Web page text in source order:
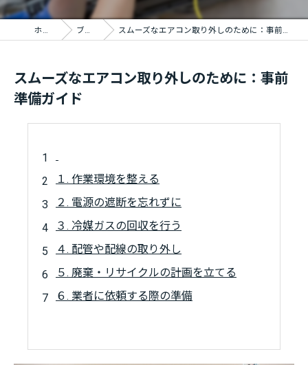
ホーム ブログ スムーズなエアコン取り外しのために：事前準備ガイド
スムーズなエアコン取り外しのために：事前
準備ガイド
１. 作業環境を整える
２. 電源の遮断を忘れずに
３. 冷媒ガスの回収を行う
４. 配管や配線の取り外し
５. 廃棄・リサイクルの計画を立てる
６. 業者に依頼する際の準備